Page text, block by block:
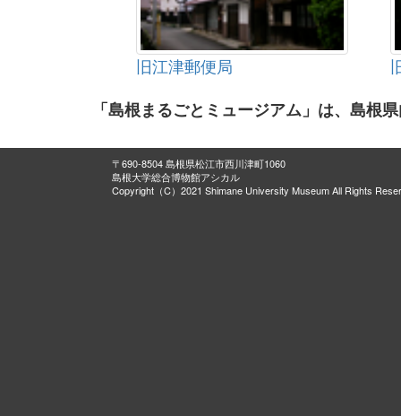
旧江津郵便局
「島根まるごとミュージアム」は、島根
〒690-8504 島根県松江市西川津町1060
島根大学総合博物館アシカル
Copyright（C）2021 Shimane University Museum All Rights